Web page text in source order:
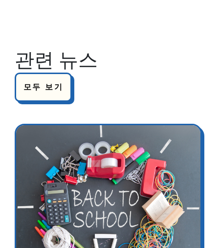
관련 뉴스
모두 보기